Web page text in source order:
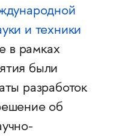
и техники
в рамках
были
разработок
об